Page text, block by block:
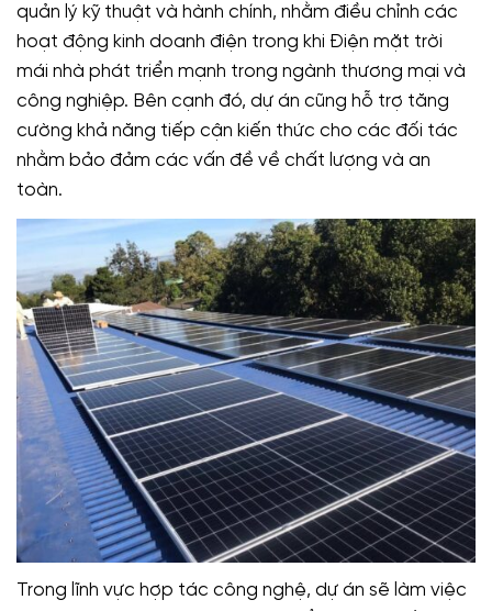
quản lý kỹ thuật và hành chính, nhằm điều chỉnh các
hoạt động kinh doanh điện trong khi Điện mặt trời
mái nhà phát triển mạnh trong ngành thương mại và
công nghiệp. Bên cạnh đó, dự án cũng hỗ trợ tăng
cường khả năng tiếp cận kiến thức cho các đối tác
nhằm bảo đảm các vấn đề về chất lượng và an
toàn.
Trong lĩnh vực hợp tác công nghệ, dự án sẽ làm việc